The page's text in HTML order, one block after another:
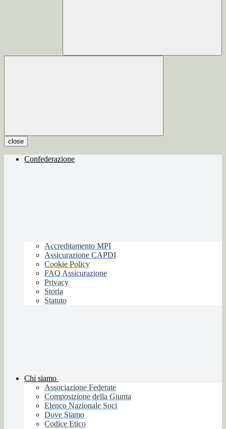
close
Confederazione
Accreditamento MPI
Assicurazione CAPDI
Cookie Policy
FAQ Assicurazione
Privacy
Storia
Statuto
Chi siamo
Associazione Federate
Composizione della Giunta
Elenco Nazionale Soci
Dove Siamo
Codice Etico